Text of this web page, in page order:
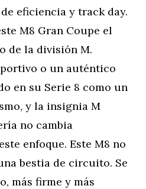
eficiencia y track day.
M8 Gran Coupe el
de la división M.
o un auténtico
en su Serie 8 como un
y la insignia M
no cambia
enfoque. Este M8 no
bestia de circuito. Se
más firme y más